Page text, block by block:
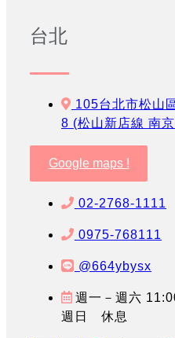
台北
105台北市松山
8 (松山新店線 南
Google maps !
02-2768-1111
0975-768111
@664ybysx
週一－週六
週日 休息